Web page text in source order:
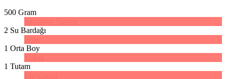
500 Gram
2 Su Bardağı
1 Orta Boy
1 Tutam